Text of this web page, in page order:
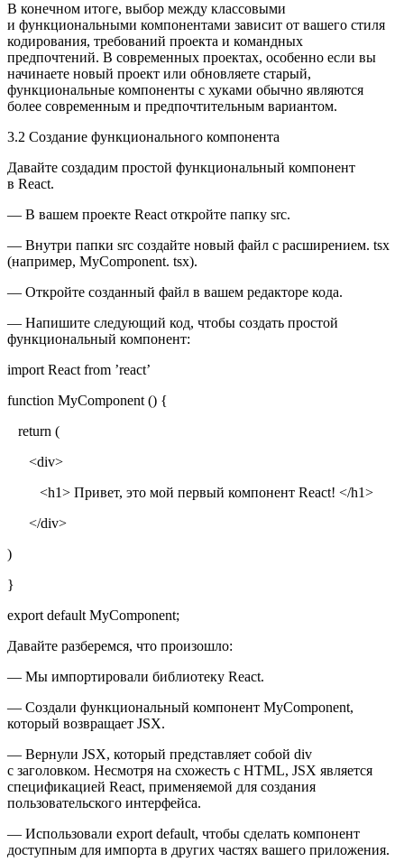
В конечном итоге, выбор между классовыми
и функциональными компонентами зависит от вашего стиля
кодирования, требований проекта и командных
предпочтений. В современных проектах, особенно если вы
начинаете новый проект или обновляете старый,
функциональные компоненты с хуками обычно являются
более современным и предпочтительным вариантом.
3.2 Создание функционального компонента
Давайте создадим простой функциональный компонент
в React.
— В вашем проекте React откройте папку src.
— Внутри папки src создайте новый файл с расширением. tsx
(например, MyComponent. tsx).
— Откройте созданный файл в вашем редакторе кода.
— Напишите следующий код, чтобы создать простой
функциональный компонент:
import React from ’react’
function MyComponent () {
return (
<div>
<h1> Привет, это мой первый компонент React! </h1>
</div>
)
}
export default MyComponent;
Давайте разберемся, что произошло:
— Мы импортировали библиотеку React.
— Создали функциональный компонент MyComponent,
который возвращает JSX.
— Вернули JSX, который представляет собой div
с заголовком. Несмотря на схожесть с HTML, JSX является
спецификацией React, применяемой для создания
пользовательского интерфейса.
— Использовали export default, чтобы сделать компонент
доступным для импорта в других частях вашего приложения.